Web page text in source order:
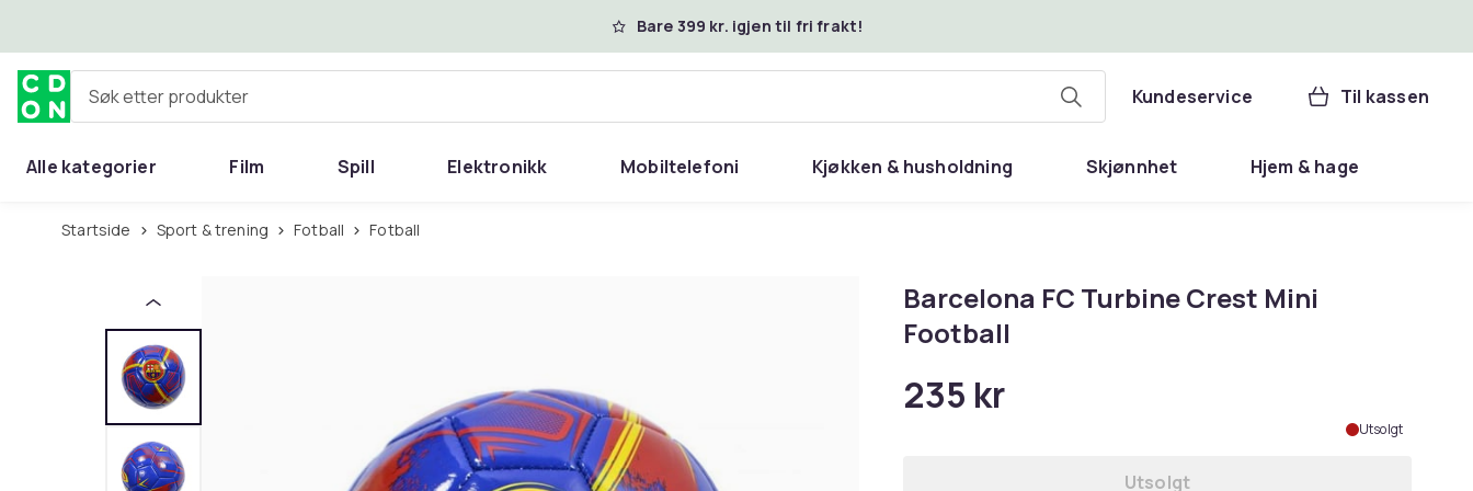
Bare 399 kr. igjen til fri frakt!
Søk etter produkter Kundeservice Til kassen
Alle kategorier Film Spill Elektronikk Mobiltelefoni Kjøkken & husholdning Skjønnhet Hjem & hage
Startside Sport & trening Fotball Fotball
Barcelona FC Turbine Crest Mini
Football
235 kr
Utsolgt
Utsolgt